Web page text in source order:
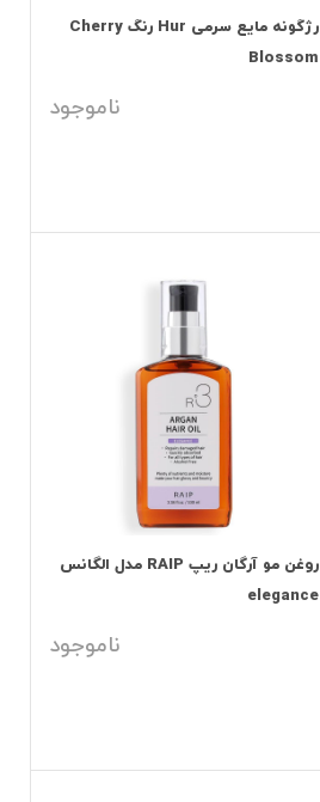
رژگونه مایع سرمی Hur رنگ Cherry
Blossom
ناموجود
روغن مو آرگان ریپ RAIP مدل الگانس
elegance
ناموجود